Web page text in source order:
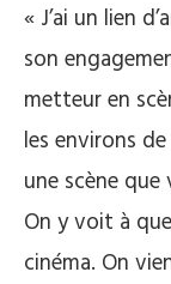
« J’ai un lien
son
metteur en
les environs
une scène
On y voit à
cinéma. On